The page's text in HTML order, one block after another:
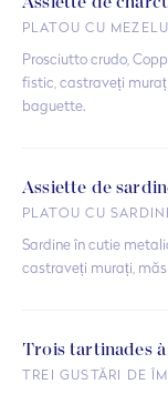
Assiette de
PLATOU CU
Prosciutto crudo,
fistic, castraveți
baguette.
Assiette de
PLATOU CU
Sardine în cutie
castraveți murați,
Trois tartinades
TREI GUSTĂRI DE